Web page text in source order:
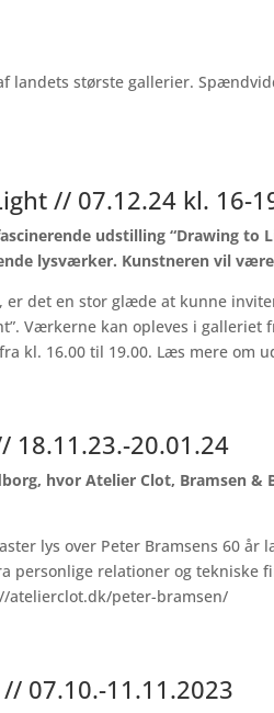
landets største gallerier.
// 07.12.24 kl. 16-
udstilling “Drawing
lysværker. Kunstneren vil
er det en stor glæde at kunne
Værkerne kan opleves i
kl. 16.00 til 19.00. Læs mere om
18.11.23.-20.01.24
hvor Atelier Clot,
lys over Peter Bramsens 60
personlige relationer og
atelierclot.dk/peter-bramsen/
// 07.10.-11.11.2023